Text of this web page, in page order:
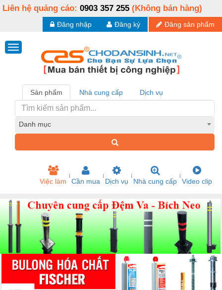
Liên hệ quảng cáo: 0903 357 255 (Không bán hàng)
Đăng sản phẩm
Đăng ký
Đăng nhập
Sản phẩm Nhà cung cấp Dịch vụ
Danh mục
Việc làm Cần mua Dịch vụ Nhà cung cấp Video clip